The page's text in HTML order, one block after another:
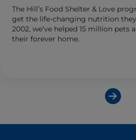
The Hill’s Food Shelter & Love
get the life-changing nutrition
2002, we’ve helped 15 million pets
their forever home.